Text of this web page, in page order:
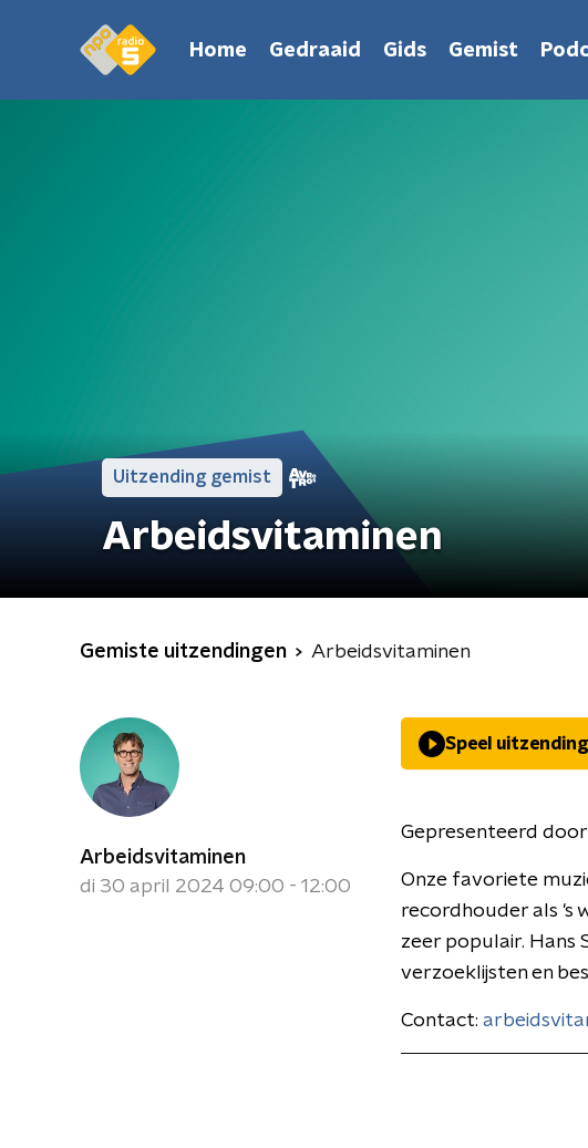
Home Gedraaid Gids Gemist
Uitzending gemist
Arbeidsvitaminen
Gemiste uitzendingen Arbeidsvitaminen
Arbeidsvitaminen
di 30 april 2024 09:00 - 12:00
Speel
Gepresenteerd
Onze favoriete
recordhouder als 's
zeer populair. Hans
verzoeklijsten en
Contact: